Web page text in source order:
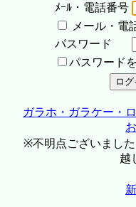
ﾒｰﾙ・電話番号
メール・電
パスワード
パスワード
ガラホ・ガラケー・
※不明点ございまし
越